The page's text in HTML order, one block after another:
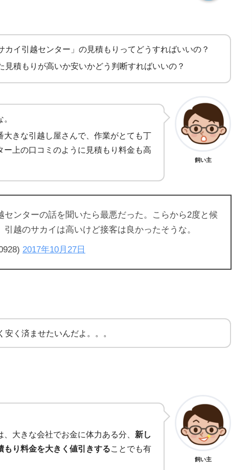
カイ引越センター」の見積もりってどうすればいいの？
見積もりが高いか安いかどう判断すればいいの？
きな引越し屋さんで、作業がとても丁
上の口コミのように見積もり料金も高
飼い主
センターの話を聞いたら最悪だった。こらから2度と候
越のサカイは高いけど接客は良かったそうな。
2017年10月27日
安く済ませたいんだよ。。。
大きな会社でお金に体力ある分、 新し
もり料金を大きく値引きすることでも有
飼い主